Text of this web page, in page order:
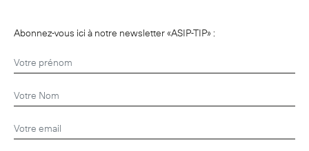
Abonnez-vous ici à notre newsletter «ASIP-TIP» :